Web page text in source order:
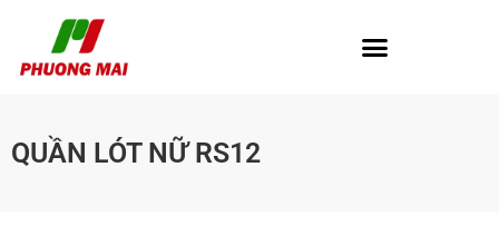
QUẦN LÓT NỮ RS12